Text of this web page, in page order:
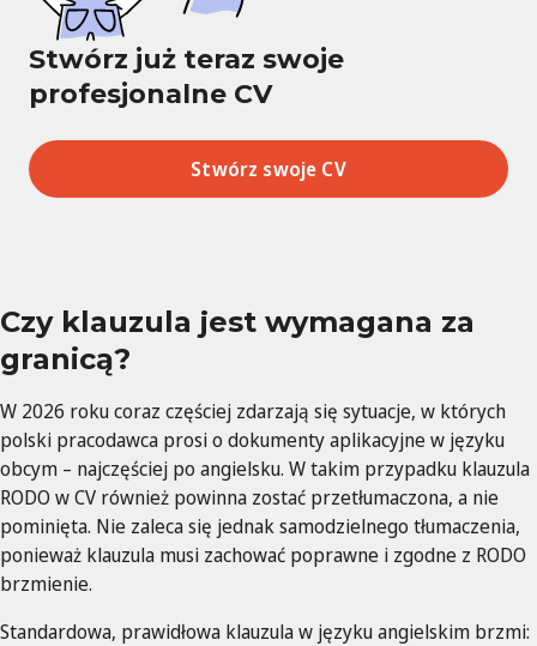
Stwórz już teraz swoje
profesjonalne CV
Stwórz swoje CV
Czy klauzula jest wymagana za
granicą?
W 2026 roku coraz częściej zdarzają się sytuacje, w których
polski pracodawca prosi o dokumenty aplikacyjne w języku
obcym – najczęściej po angielsku. W takim przypadku klauzula
RODO w CV również powinna zostać przetłumaczona, a nie
pominięta. Nie zaleca się jednak samodzielnego tłumaczenia,
ponieważ klauzula musi zachować poprawne i zgodne z RODO
brzmienie.
Standardowa, prawidłowa klauzula w języku angielskim brzmi: